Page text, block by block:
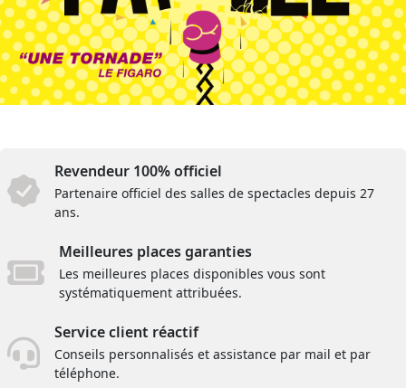
Revendeur 100% officiel
Partenaire officiel des salles de spectacles depuis 27
ans.
Meilleures places garanties
Les meilleures places disponibles vous sont
systématiquement attribuées.
Service client réactif
Conseils personnalisés et assistance par mail et par
téléphone.